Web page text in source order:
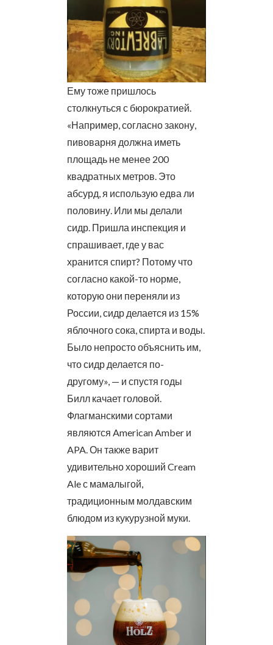
Ему тоже пришлось
столкнуться с бюрократией.
«Например, согласно закону,
пивоварня должна иметь
площадь не менее 200
квадратных метров. Это
абсурд, я использую едва ли
половину. Или мы делали
сидр. Пришла инспекция и
спрашивает, где у вас
хранится спирт? Потому что
согласно какой-то норме,
которую они переняли из
России, сидр делается из 15%
яблочного сока, спирта и воды.
Было непросто объяснить им,
что сидр делается по-
другому», — и спустя годы
Билл качает головой.
Флагманскими сортами
являются American Amber и
APA. Он также варит
удивительно хороший Cream
Ale с мамалыгой,
традиционным молдавским
блюдом из кукурузной муки.